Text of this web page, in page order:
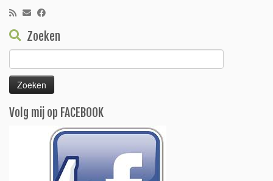
Zoeken
naar:
Volg mij op FACEBOOK